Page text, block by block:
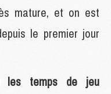
mature, et on est
le premier jour
les temps de jeu